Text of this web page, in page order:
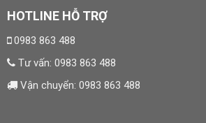
HOTLINE HỖ TRỢ
0983 863 488
Tư vấn: 0983 863 488
Vận chuyển: 0983 863 488